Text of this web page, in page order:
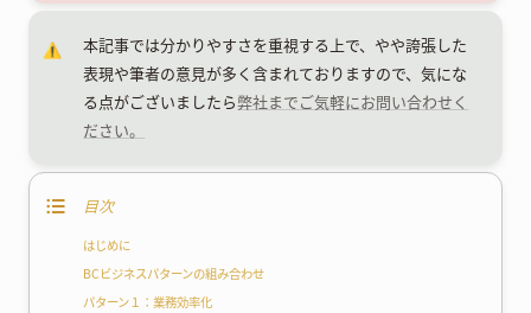
⚠️
本記事では分かりやすさを重視する上で、やや誇張した
表現や筆者の意見が多く含まれておりますので、気にな
る点がございましたら弊社までご気軽にお問い合わせく
ださい。
目次
はじめに
BCビジネスパターンの組み合わせ
パターン１：業務効率化